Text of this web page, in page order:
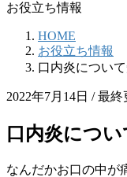
プ
動
お役立ち情報
HOME
お役立ち情報
口内炎につい
2022年7月14日 / 最終
口内炎につ
なんだかお口の中が